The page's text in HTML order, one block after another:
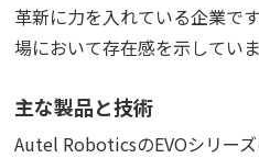
革新に力を入れている企業で
場において存在感を示していま
主な製品と技術
Autel RoboticsのEVOシリー